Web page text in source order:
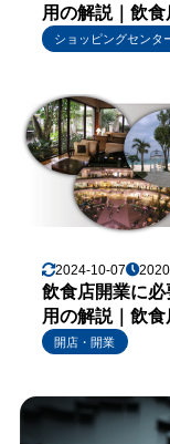
用の解説｜飲
ショッピングセンタ
2024-10-07
飲食店開業に
用の解説｜飲
開店・開業